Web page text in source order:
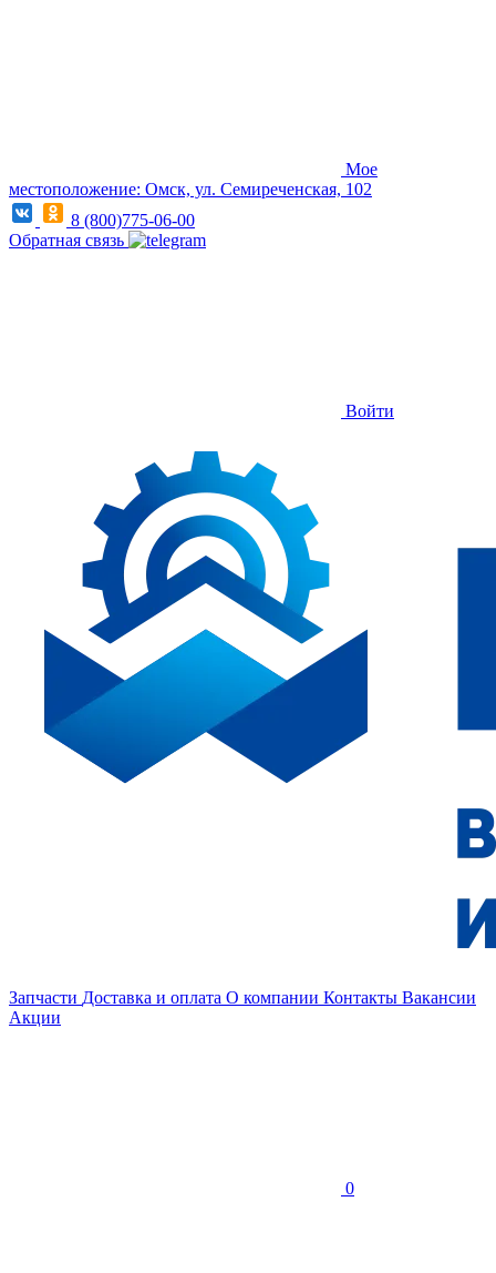
Мое
местоположение: Омск, ул. Семиреченская, 102
8 (800)775-06-00
Обратная связь
Войти
Запчасти Доставка и оплата О компании Контакты Вакансии
Акции
0